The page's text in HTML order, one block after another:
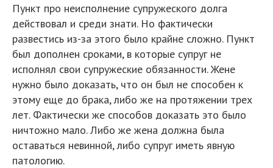
Пункт про неисполнение супружеского долга
действовал и среди знати. Но фактически
развестись из-за этого было крайне сложно. Пункт
был дополнен сроками, в которые супруг не
исполнял свои супружеские обязанности. Жене
нужно было доказать, что он был не способен к
этому еще до брака, либо же на протяжении трех
лет. Фактически же способов доказать это было
ничтожно мало. Либо же жена должна была
оставаться невинной, либо супруг иметь явную
патологию.